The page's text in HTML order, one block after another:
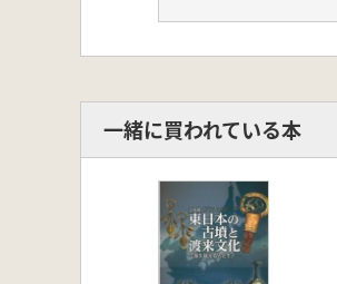
前期展解説
松本展解説
地図
一緒に買われている本